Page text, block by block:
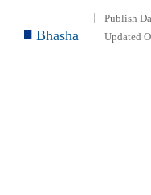
Bhasha
Publish
Updated